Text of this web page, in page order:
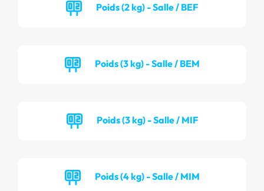
Poids (2 kg) - Salle / BEF
Poids (3 kg) - Salle / BEM
Poids (3 kg) - Salle / MIF
Poids (4 kg) - Salle / MIM